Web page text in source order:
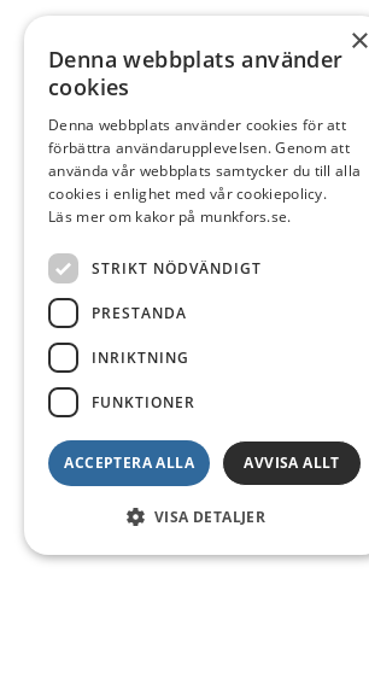
×
Denna webbplats använder
cookies
Denna webbplats använder cookies för att
förbättra användarupplevelsen. Genom att
använda vår webbplats samtycker du till alla
cookies i enlighet med vår cookiepolicy.
Läs mer om kakor på munkfors.se.
STRIKT NÖDVÄNDIGT
PRESTANDA
INRIKTNING
FUNKTIONER
ACCEPTERA ALLA AVVISA ALLT
VISA DETALJER